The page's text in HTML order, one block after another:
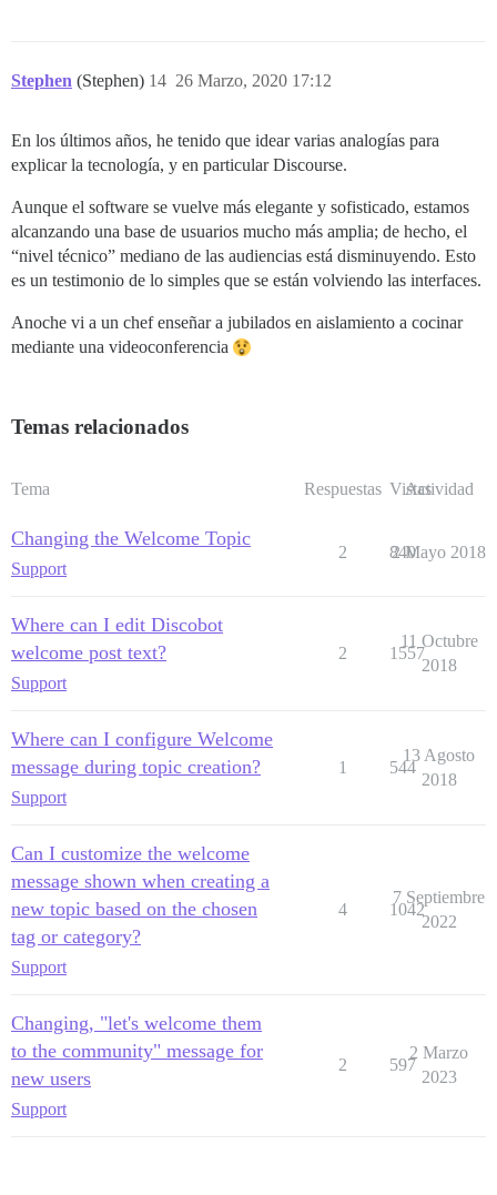
Stephen (Stephen) 26 Marzo, 2020 17:12
14
En los últimos años, he tenido que idear varias analogías para
explicar la tecnología, y en particular Discourse.
Aunque el software se vuelve más elegante y sofisticado, estamos
alcanzando una base de usuarios mucho más amplia; de hecho, el
“nivel técnico” mediano de las audiencias está disminuyendo. Esto
es un testimonio de lo simples que se están volviendo las interfaces.
Anoche vi a un chef enseñar a jubilados en aislamiento a cocinar
mediante una videoconferencia
Temas relacionados
Tema Respuestas Vistas
Actividad
Changing the Welcome Topic
Support
2 840
2 Mayo 2018
Where can I edit Discobot
welcome post text?
Support
2 1557
11 Octubre
2018
Where can I configure Welcome
message during topic creation?
Support
1 544
13 Agosto
2018
Can I customize the welcome
message shown when creating a
new topic based on the chosen
tag or category?
Support
4 1042
7 Septiembre
2022
Changing, "let's welcome them
to the community" message for
new users
Support
2 597
2 Marzo
2023